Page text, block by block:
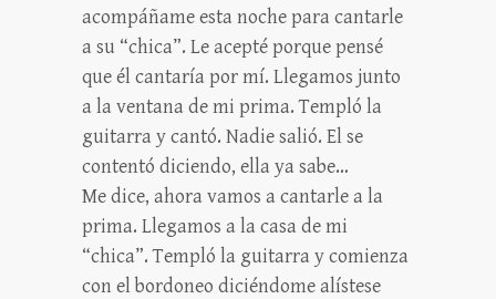
acompáñame esta noche para cantarle
a su “chica”. Le acepté porque pensé
que él cantaría por mí. Llegamos junto
a la ventana de mi prima. Templó la
guitarra y cantó. Nadie salió. El se
contentó diciendo, ella ya sabe…
Me dice, ahora vamos a cantarle a la
prima. Llegamos a la casa de mi
“chica”. Templó la guitarra y comienza
con el bordoneo diciéndome alístese